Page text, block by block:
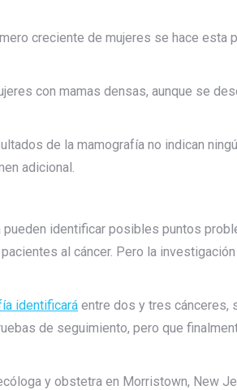
creciente de mujeres se hace esta
con mamas densas, aunque se
de la mamografía no indican
adicional.
identificar posibles puntos
al cáncer. Pero la
identificará entre dos y tres cánceres,
de seguimiento, pero que
y obstetra en Morristown, New